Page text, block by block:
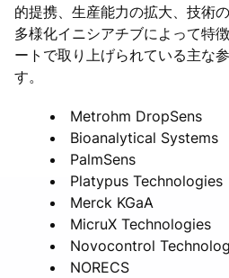
的提携、生産能力の拡大、技術
多様化イニシアチブによって特
ートで取り上げられている主な
す。
Metrohm DropSens
Bioanalytical Systems
PalmSens
Platypus Technologies
Merck KGaA
MicruX Technologies
Novocontrol
NORECS